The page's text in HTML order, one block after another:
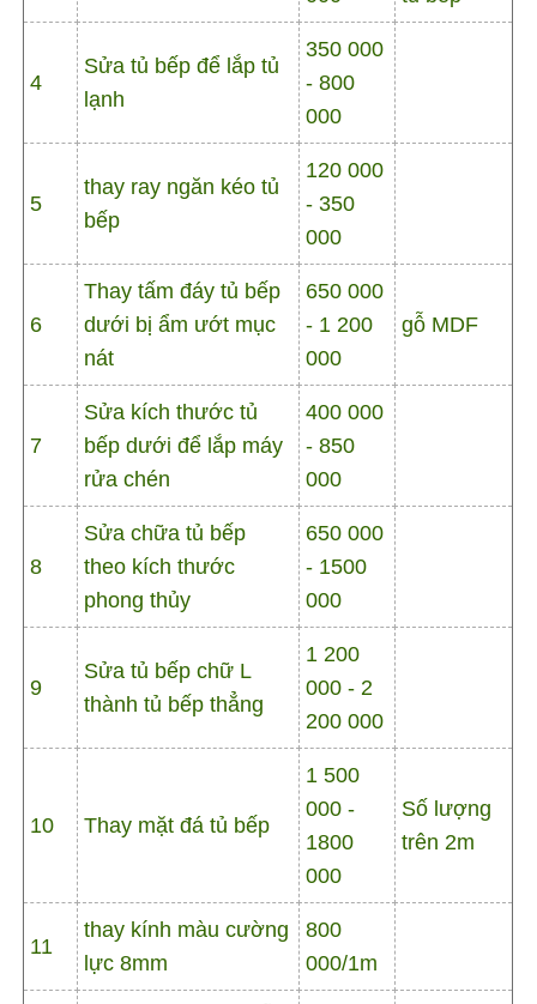
4
Sửa tủ bếp để lắp tủ
lạnh
350 000
- 800
000
5
thay ray ngăn kéo tủ
bếp
120 000
- 350
000
6
Thay tấm đáy tủ bếp
dưới bị ẩm ướt mục
nát
650 000
- 1 200
000
gỗ MDF
7
Sửa kích thước tủ
bếp dưới để lắp máy
rửa chén
400 000
- 850
000
8
Sửa chữa tủ bếp
theo kích thước
phong thủy
650 000
- 1500
000
9
Sửa tủ bếp chữ L
thành tủ bếp thẳng
1 200
000 - 2
200 000
10 Thay mặt đá tủ bếp
1 500
000 -
1800
000
Số lượng
trên 2m
11
thay kính màu cường
lực 8mm
800
000/1m